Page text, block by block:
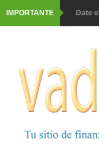
IMPORTANTE Date
Gana